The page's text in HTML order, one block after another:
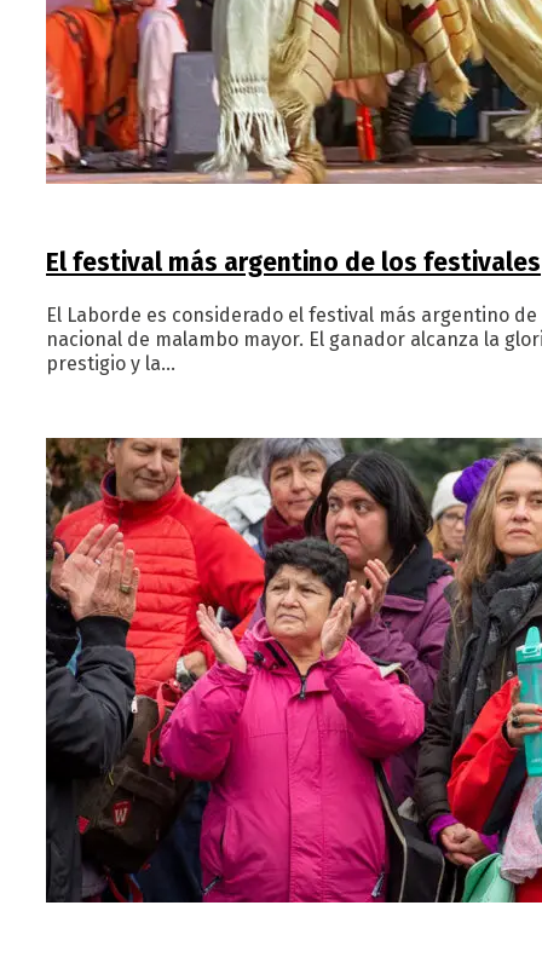
El festival más argentino de los festivales
El Laborde es considerado el festival más argentino
nacional de malambo mayor. El ganador alcanza la
prestigio y la…